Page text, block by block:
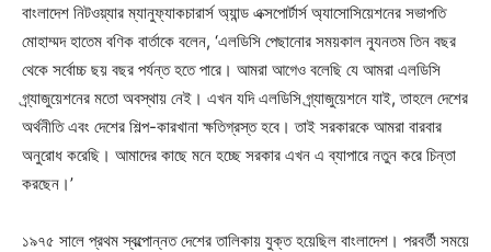
বাংলাদেশ নিটওয়্যার ম্যানুফ্যাকচারার্স অ্যান্ড এক্সপোর্টার্স অ্যাসোসিয়েশনের সভাপতি
মোহাম্মদ হাতেম বণিক বার্তাকে বলেন, ‘এলডিসি পেছানোর সময়কাল ন্যূনতম তিন বছর
থেকে সর্বোচ্চ ছয় বছর পর্যন্ত হতে পারে। আমরা আগেও বলেছি যে আমরা এলডিসি
গ্র্যাজুয়েশনের মতো অবস্থায় নেই। এখন যদি এলডিসি গ্র্যাজুয়েশনে যাই, তাহলে দেশের
অর্থনীতি এবং দেশের শিল্প-কারখানা ক্ষতিগ্রস্ত হবে। তাই সরকারকে আমরা বারবার
অনুরোধ করেছি। আমাদের কাছে মনে হচ্ছে সরকার এখন এ ব্যাপারে নতুন করে চিন্তা
করছেন।’
১৯৭৫ সালে প্রথম স্বল্পোন্নত দেশের তালিকায় যুক্ত হয়েছিল বাংলাদেশ। পরবর্তী সময়ে